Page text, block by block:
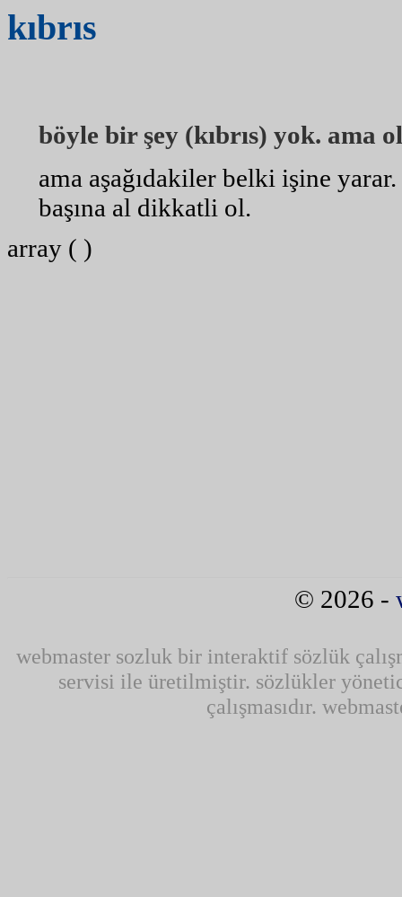
kıbrıs
böyle bir şey (kıbrıs) yok. ama
ama aşağıdakiler belki işine
başına al dikkatli ol.
array ( )
© 2026 -
webmaster sozluk bir interaktif sözlük
servisi ile üretilmiştir. sözlükler
çalışmasıdır.